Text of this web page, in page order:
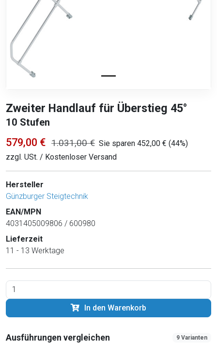
Zweiter Handlauf für Überstieg 45°
10 Stufen
579,00 € 1.031,00 € Sie sparen 452,00 € (44%)
zzgl. USt. / Kostenloser Versand
Hersteller
Günzburger Steigtechnik
EAN/MPN
4031405009806 / 600980
Lieferzeit
11 - 13 Werktage
In den Warenkorb
Ausführungen vergleichen 9 Varianten